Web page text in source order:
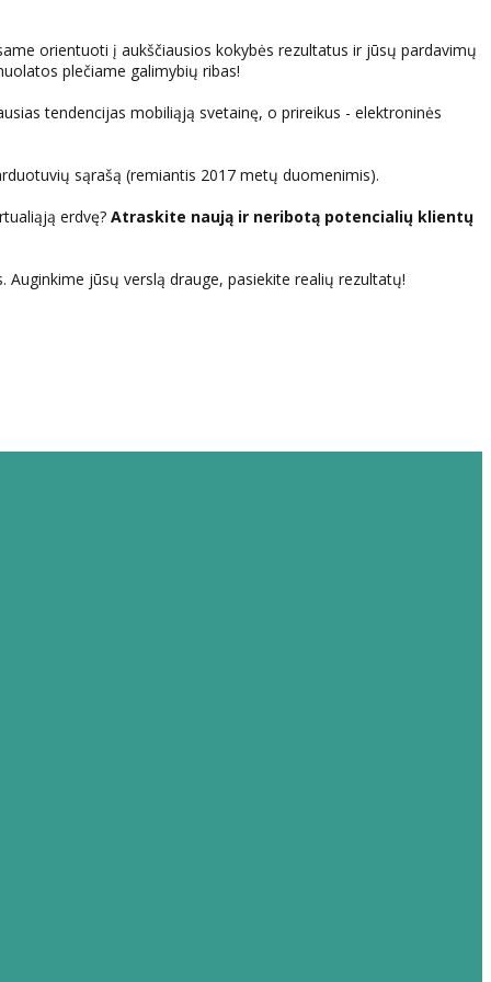
orientuoti į aukščiausios kokybės rezultatus ir jūsų pardavimų
plečiame galimybių ribas!
tendencijas mobiliąją svetainę, o prireikus - elektroninės
sąrašą (remiantis 2017 metų duomenimis).
erdvę? Atraskite naują ir neribotą potencialių klientų
jūsų verslą drauge, pasiekite realių rezultatų!